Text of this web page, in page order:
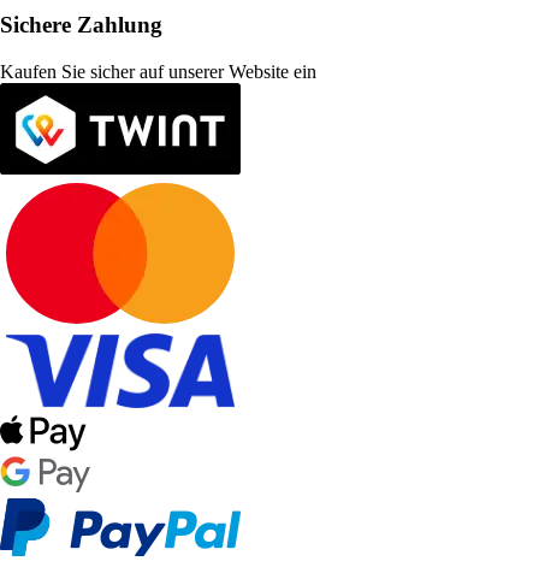
Sichere Zahlung
Kaufen Sie sicher auf unserer Website ein